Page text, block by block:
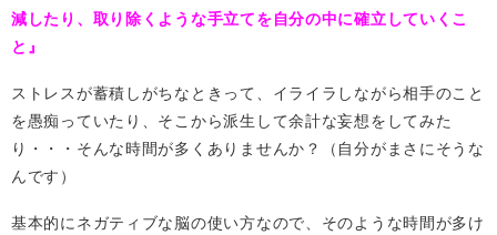
減したり、取り除くような手立てを自分の中に確立していくこ
と』
ストレスが蓄積しがちなときって、イライラしながら相手のこと
を愚痴っていたり、そこから派生して余計な妄想をしてみた
り・・・そんな時間が多くありませんか？（自分がまさにそうな
んです）
基本的にネガティブな脳の使い方なので、そのような時間が多け